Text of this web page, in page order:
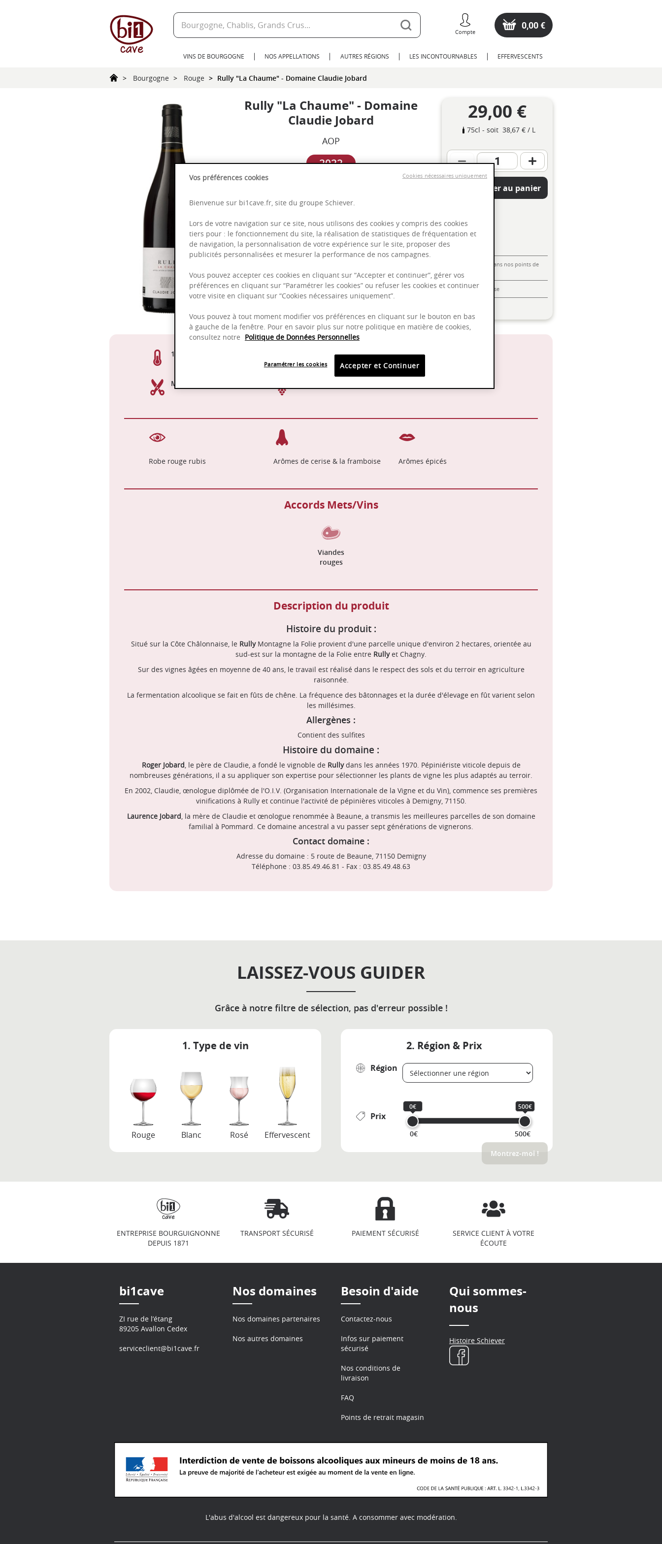
Compte
0,00 €
VINS DE BOURGOGNE NOS APPELLATIONS AUTRES RÉGIONS LES INCONTOURNABLES EFFERVESCENTS
Bourgogne Rouge Rully "La Chaume" - Domaine Claudie Jobard
Rully "La Chaume" - Domaine
Claudie Jobard
AOP
2022
Puissant
Complexité
Epicé
29,00 €
75cl - soit 38,67 €/ L
Ajouter au panier
Livraison offerte dans nos points de
Emballage anti-casse
13,50% 2024 - 2039
Manuelle
Robe rouge rubis Arômes de cerise & la framboise Arômes épicés
Accords Mets/Vins
Viandes
rouges
Description du produit
Histoire du produit :
Situé sur la Côte Châlonnaise, le Rully Montagne la Folie provient d'une parcelle unique d'environ 2 hectares, orientée au
sud-est sur la montagne de la Folie entre Rullyet Chagny.
Sur des vignes âgées en moyenne de 40 ans, le travail est réalisé dans le respect des sols et du terroir en agriculture
raisonnée.
La fermentation alcoolique se fait en fûts de chêne. La fréquence des bâtonnages et la durée d'élevage en fût varient selon
les millésimes.
Allergènes :
Contient des sulfites
Histoire du domaine :
Roger Jobard, le père de Claudie, a fondé le vignoble de Rullydans les années 1970. Pépiniériste viticole depuis de
nombreuses générations, il a su appliquer son expertise pour sélectionner les plants de vigne les plus adaptés au terroir.
En 2002, Claudie, œnologue diplômée de l'O.I.V. (Organisation Internationale de la Vigne et du Vin), commence ses premières
vinifications à Rully et continue l'activité de pépinières viticoles à Demigny, 71150.
Laurence Jobard, la mère de Claudie et œnologue renommée à Beaune, a transmis les meilleures parcelles de son domaine
familial à Pommard. Ce domaine ancestral a vu passer sept générations de vignerons.
Contact domaine :
Adresse du domaine : 5 route de Beaune, 71150 Demigny
Téléphone : 03.85.49.46.81 - Fax : 03.85.49.48.63
LAISSEZ-VOUS GUIDER
Grâce à notre filtre de sélection, pas d'erreur possible !
1. Type de vin
Rouge Blanc Rosé Effervescent
2. Région & Prix
Région
Prix
0€ 500€
0€ 500€
Montrez-moi !
ENTREPRISE BOURGUIGNONNE
DEPUIS 1871
TRANSPORT SÉCURISÉ PAIEMENT SÉCURISÉ
SERVICE CLIENT À VOTRE
ÉCOUTE
bi1cave
ZI rue de l’étang
89205 Avallon Cedex
serviceclient@bi1cave.fr
Nos domaines
Nos domaines partenaires
Nos autres domaines
Besoin d'aide
Contactez-nous
Infos sur paiement
sécurisé
Nos conditions de
livraison
FAQ
Points de retrait magasin
Qui sommes-
nous
Histoire Schiever
L'abus d'alcool est dangereux pour la santé. A consommer avec modération.
Vos préférences cookies
Bienvenue sur bi1cave.fr, site du groupe Schiever.
Lors de votre navigation sur ce site, nous utilisons des cookies y compris des cookies
tiers pour : le fonctionnement du site, la réalisation de statistiques de fréquentation et
de navigation, la personnalisation de votre expérience sur le site, proposer des
publicités personnalisées et mesurer la performance de nos campagnes.
Vous pouvez accepter ces cookies en cliquant sur “Accepter et continuer”, gérer vos
préférences en cliquant sur “Paramétrer les cookies” ou refuser les cookies et continuer
votre visite en cliquant sur “Cookies nécessaires uniquement”.
Vous pouvez à tout moment modifier vos préférences en cliquant sur le bouton en bas
à gauche de la fenêtre. Pour en savoir plus sur notre politique en matière de cookies,
consultez notre Politique de Données Personnelles
Accepter et Continuer
Paramétrer les cookies
Cookies nécessaires uniquement